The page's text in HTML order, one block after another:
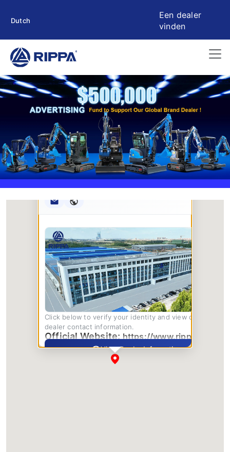
Dutch
Een dealer
vinden
Rippa ****** oup
Click below to verify your identity and view complete
dealer contact information.
Official Website:https://www.rippa.com/
View Dealer Information